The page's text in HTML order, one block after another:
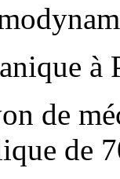
à
de
de